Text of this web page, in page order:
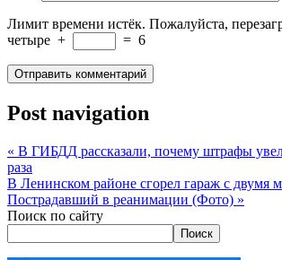
Лимит времени истёк. Пожалуйста,
четыре + = 6
Post navigation
« В ГИБДД рассказали, почему штрафы
раза
В Ленинском районе сгорел гараж с двумя
Пострадавший в реанимации (Фото) »
Поиск по сайту
Поиск